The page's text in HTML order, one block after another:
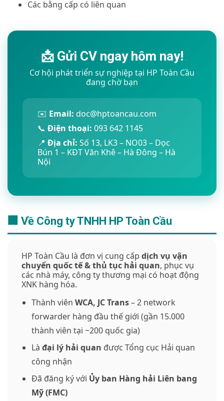
Các bằng cấp có liên quan
📩 Gửi CV ngay hôm nay!
Cơ hội phát triển sự nghiệp tại HP Toàn Cầu
đang chờ bạn
✉️ Email: doc@hptoancau.com
📞 Điện thoại: 093 642 1145
📍 Địa chỉ: Số 13, LK3 – NO03 – Dọc
Bún 1 – KĐT Văn Khê – Hà Đông – Hà
Nội
🏢 Về Công ty TNHH HP Toàn Cầu
HP Toàn Cầu là đơn vị cung cấp dịch vụ vận
chuyển quốc tế & thủ tục hải quan, phục vụ
các nhà máy, công ty thương mại có hoạt động
XNK hàng hóa.
Thành viên WCA, JC Trans– 2 network
forwarder hàng đầu thế giới (gần 15.000
thành viên tại ~200 quốc gia)
Là đại lý hải quan được Tổng cục Hải quan
công nhận
Đã đăng ký với Ủy ban Hàng hải Liên bang
Mỹ (FMC)